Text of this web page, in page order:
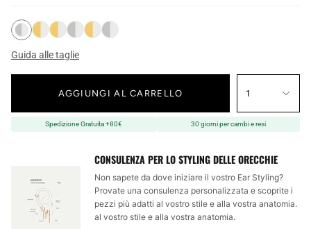
Guida alle taglie
1
AGGIUNGI AL CARRELLO
Spedizione Gratuita +80€ 30 giorni per cambi e resi
CONSULENZA PER LO STYLING DELLE ORECCHIE
Non sapete da dove iniziare il vostro Ear Styling?
Provate una consulenza personalizzata e scoprite i
pezzi più adatti al vostro stile e alla vostra anatomia.
al vostro stile e alla vostra anatomia.